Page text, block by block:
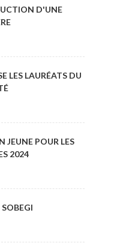
D'UNE
LES LAURÉATS DU
JEUNE POUR LES
2024